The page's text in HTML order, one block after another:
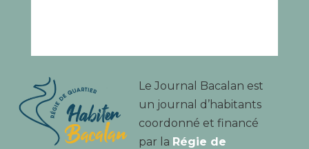
Le Journal Bacalan est
un journal d’habitants
coordonné et financé
par la Régie de